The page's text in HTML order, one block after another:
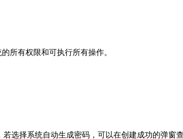
所有权限和可执行所有操作。
选择系统自动生成密码，可以在创建成功的弹窗